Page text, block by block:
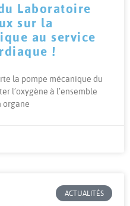
Laboratoire
sur la
au service
!
la pompe mécanique du
l’oxygène à l’ensemble
organe
ACTUALITÉS